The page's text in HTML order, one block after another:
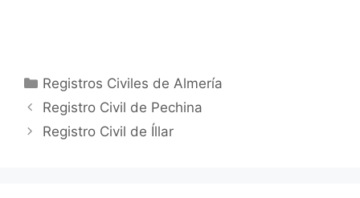
Categorías
Registros Civiles de Almería
Registro Civil de Pechina
Registro Civil de Íllar